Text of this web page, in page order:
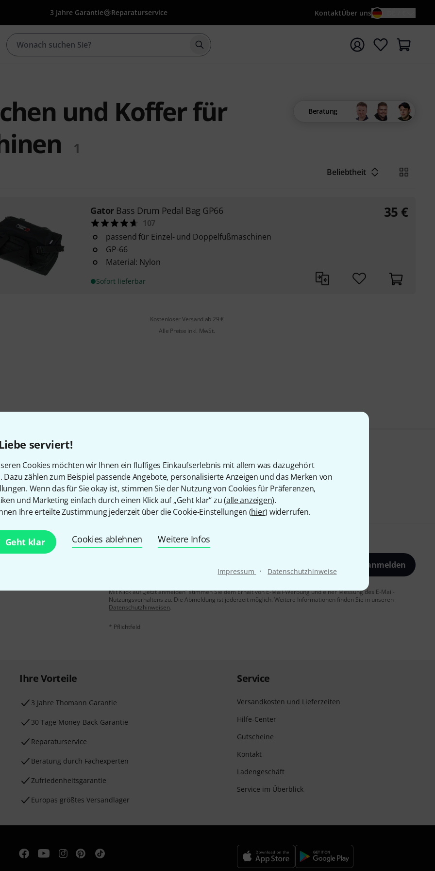
serviert!
Cookies möchten wir Ihnen ein fluffiges Einkaufserlebnis mit allem was dazugehört
Dazu zählen zum Beispiel passende Angebote, personalisierte Anzeigen und das Merken von
Wenn das für Sie okay ist, stimmen Sie der Nutzung von Cookies für Präferenzen,
und Marketing einfach durch einen Klick auf „Geht klar“ zu (alle anzeigen).
Ihre erteilte Zustimmung jederzeit über die Cookie-Einstellungen (hier) widerrufen.
Geht klar Cookies ablehnen Weitere Infos
Impressum · Datenschutzhinweise
3 Jahre Garantie Reparaturservice KontaktÜber uns
Suche mit Suchwort {searchTerm} starten
und Koffer für
1
Beratung
Beliebtheit
Gator Bass Drum Pedal Bag GP66
107
passend für Einzel- und Doppelfußmaschinen
GP-66
Material: Nylon
Sofort lieferbar
35 €
Kostenloser Versand ab 29 €
Alle Preise inkl. MwSt.
Gefällt Ihnen, was Sie sehen?
Teilen Hilfe & Feedback
mit etwas Glück
Jetzt anmelden
Mit Klick auf „Jetzt anmelden“ stimmen Sie dem Erhalt von E-Mail-Werbung und einer Messung des E-Mail-
Nutzungsverhaltens zu. Die Abmeldung ist jederzeit möglich. Weitere Informationen finden Sie in unseren
Datenschutzhinweisen.
* Pflichtfeld
Ihre Vorteile
3 Jahre Thomann Garantie
30 Tage Money-Back-Garantie
Reparaturservice
Beratung durch Fachexperten
Zufriedenheitsgarantie
Europas größtes Versandlager
Service
Versandkosten und Lieferzeiten
Hilfe-Center
Gutscheine
Kontakt
Ladengeschäft
Service im Überblick